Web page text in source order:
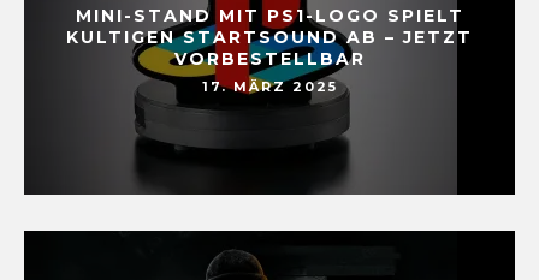
MINI-STAND MIT PS1-LOGO SPIELT
KULTIGEN STARTSOUND AB – JETZT
VORBESTELLBAR
17. MÄRZ 2025